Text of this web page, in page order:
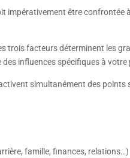
impérativement être confrontée
trois facteurs déterminent les
influences spécifiques à
simultanément des
famille, finances, relations…)